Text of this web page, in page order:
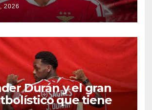
2026
Durán y el gran
que tiene